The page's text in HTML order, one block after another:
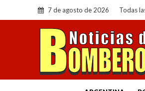
7 de agosto de 2026 Todas